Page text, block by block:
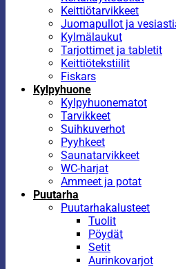
Keittiötarvikkeet
Juomapullot ja
Kylmälaukut
Tarjottimet ja tabletit
Keittiötekstiilit
Fiskars
Kylpyhuone
Kylpyhuonematot
Tarvikkeet
Suihkuverhot
Pyyhkeet
Saunatarvikkeet
WC-harjat
Ammeet ja potat
Puutarha
Puutarhakalusteet
Tuolit
Pöydät
Setit
Aurinkovarjot